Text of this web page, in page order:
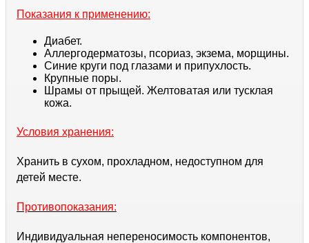
Показания к применению:
Диабет.
Аллергодерматозы, псориаз, экзема, морщины.
Синие круги под глазами и припухлость.
Крупные поры.
Шрамы от прыщей. Желтоватая или тусклая
кожа.
Условия хранения:
Хранить в сухом, прохладном, недоступном для
детей месте.
Противопоказания:
Индивидуальная непереносимость компонентов,